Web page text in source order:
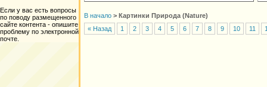
Если у вас есть вопросы
по поводу размещенного
сайте контента - опишите
проблему по электронной
почте.
В начало > Картинки Природа (Nature)
« Назад
1 2 3 4 5 6 7 8 9 10 11